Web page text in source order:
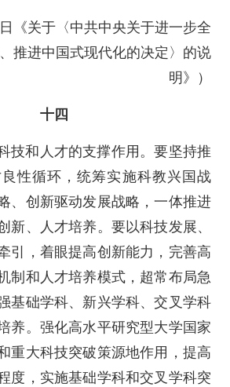
日《关于〈中共中央关于进一步全
推进中国式现代化的决定〉的说
明》）
十四
技和人才的支撑作用。要坚持推
性循环，统筹实施科教兴国战
、创新驱动发展战略，一体推进
新、人才培养。要以科技发展、
引，着眼提高创新能力，完善高
制和人才培养模式，超常布局急
基础学科、新兴学科、交叉学科
养。强化高水平研究型大学国家
重大科技突破策源地作用，提高
度，实施基础学科和交叉学科突